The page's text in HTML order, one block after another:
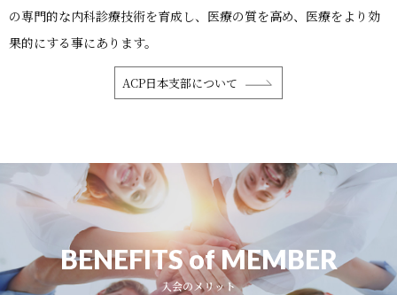
の専門的な内科診療技術を育成し、医療の質を高め、医療をより効
果的にする事にあります。
ACP日本支部について
BENEFITS of MEMBER
入会のメリット